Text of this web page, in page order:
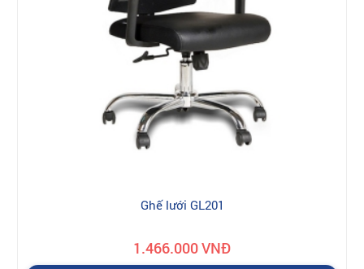
Ghế lưới GL201
1.466.000 VNĐ